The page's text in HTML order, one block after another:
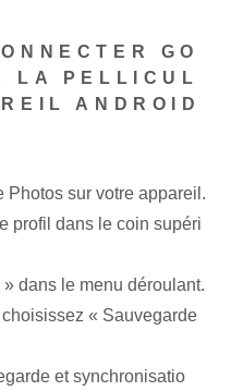
GO
LA PELLICUL
ANDROID
sur votre appareil.
profil dans le coin supéri
dans le menu déroulant.
« Sauvegarde
et synchronisatio